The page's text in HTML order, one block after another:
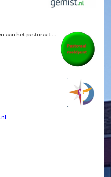
aan het pastoraat….